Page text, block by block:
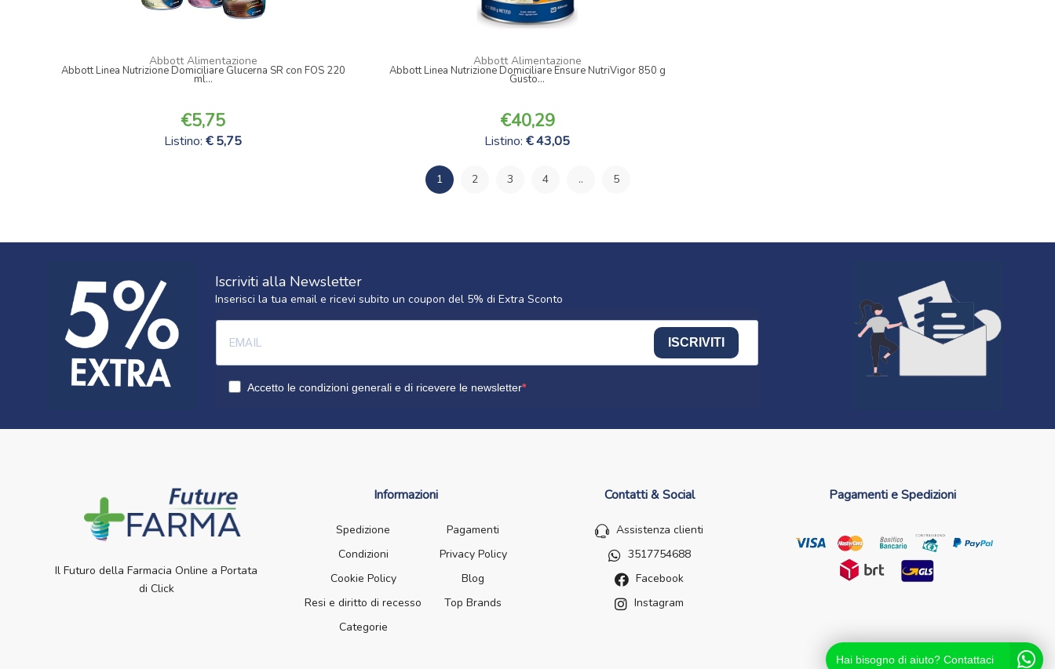
Abbott Alimentazione
Abbott Linea Nutrizione Domiciliare Glucerna SR con FOS 220
ml...
5,75
Listino:5,75
Abbott Alimentazione
Abbott Linea Nutrizione Domiciliare Ensure NutriVigor 850 g
Gusto...
40,29
Listino:43,05
1 2 3 4 .. 5
Iscriviti alla Newsletter
Inserisci la tua email e ricevi subito un coupon del 5% di Extra Sconto
ISCRIVITI
Accetto le condizioni generali e di ricevere le newsletter
Il Futuro della Farmacia Online a Portata
di Click
Informazioni
Spedizione
Pagamenti
Condizioni
Privacy Policy
Cookie Policy
Blog
Resi e diritto di recesso
Top Brands
Categorie
Contatti & Social
Assistenza clienti
3517754688
Facebook
Instagram
Pagamenti e Spedizioni
Hai bisogno di aiuto? Contattaci